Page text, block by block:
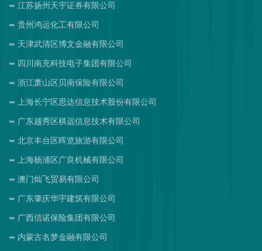
江苏扬州天宇证券有限公司
贵州鸿运化工有限公司
天津武清区博文金融有限公司
四川南充科技电子集团有限公司
浙江萧山区贝南保险有限公司
上海长宁区思达信息技术股份有限公司
广东越秀区棋远信息技术有限公司
北京丰台区晖览旅游有限公司
上海杨浦区广良机械有限公司
澳门灿飞贸易有限公司
广东肇庆华宇建筑有限公司
广西信诺保险集团有限公司
内蒙古名梦金融有限公司